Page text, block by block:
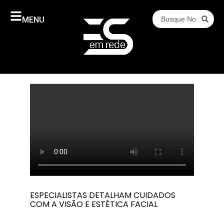
MENU
ESPECIALISTAS DETALHAM CUIDADOS
COM A VISÃO E ESTÉTICA FACIAL